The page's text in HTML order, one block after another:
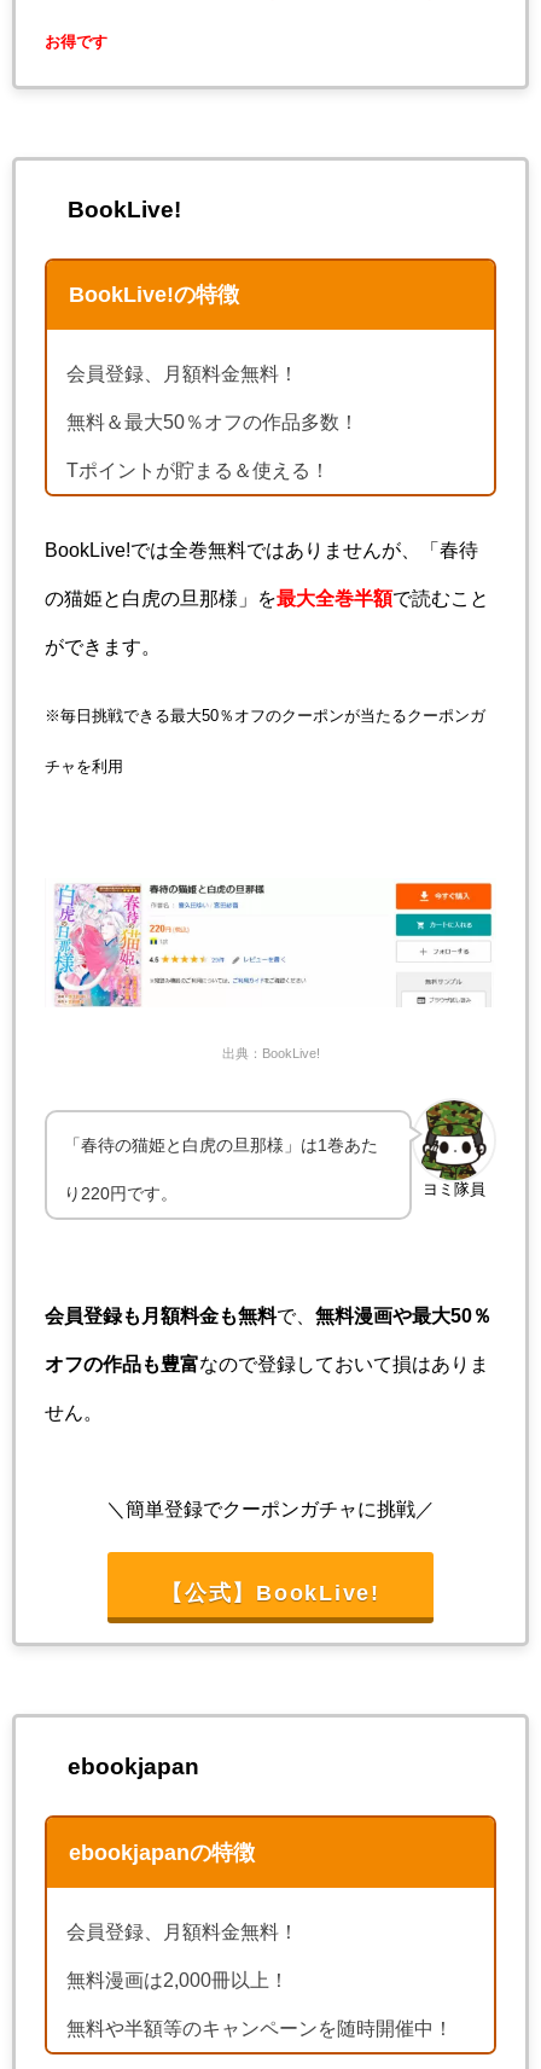
お得です
BookLive!
BookLive!の特徴
会員登録、月額料金無料！
無料＆最大50％オフの作品多数！
Tポイントが貯まる＆使える！
BookLive!では全巻無料ではありませんが、「春待
の猫姫と白虎の旦那様」を最大全巻半額で読むこと
ができます。
※毎日挑戦できる最大50％オフのクーポンが当たるクーポンガ
チャを利用
出典：BookLive!
ヨミ隊員
「春待の猫姫と白虎の旦那様」は1巻あた
り220円です。
会員登録も月額料金も無料で、 無料漫画や最大50％
オフの作品も豊富なので登録しておいて損はありま
せん。
＼簡単登録でクーポンガチャに挑戦／
【公式】BookLive!
ebookjapan
ebookjapanの特徴
会員登録、月額料金無料！
無料漫画は2,000冊以上！
無料や半額等のキャンペーンを随時開催中！